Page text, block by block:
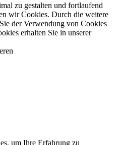
zu gestalten und fortlaufend
wir Cookies. Durch die weitere
der Verwendung von Cookies
erhalten Sie in unserer
um Ihre Erfahrung zu